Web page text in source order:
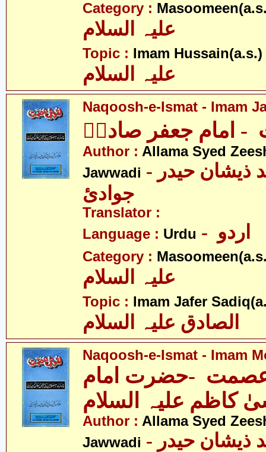
Category :
Topic : Imam Hussain(a.s.)
علیہ السلام
Naqoosh-e-Ismat - Imam
امام جعفر صادقؑ
Author : Allama Syed
Jawwadi - علامہ سیّد ذیشان حیدر
جوادئ
Translator :
Language : Urdu
Category :
Topic : Imam Jafer
الصادق علیہ السلام
Naqoosh-e-Ismat - Imam
-حضرت امام
کاظم علیہ السلام
Author : Allama Syed
Jawwadi - علامہ سیّد ذیشان حیدر